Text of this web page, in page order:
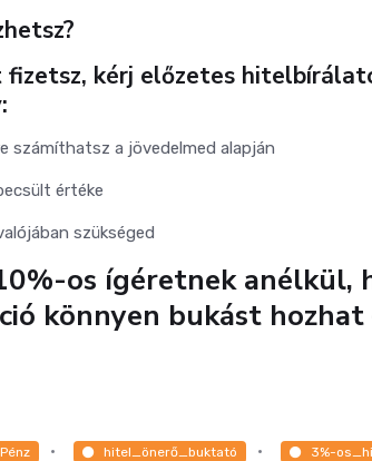
kérj előzetes
számíthatsz a jövedelmed alapján
értéke
szükséged
os ígéretnek anélkül,
könnyen bukást
Pénz hitel_önerő_buktató 3%-